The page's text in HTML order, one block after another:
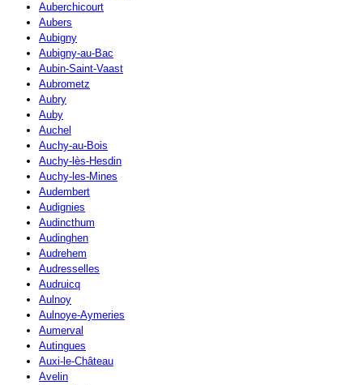
Auberchicourt
Aubers
Aubigny
Aubigny-au-Bac
Aubin-Saint-Vaast
Aubrometz
Aubry
Auby
Auchel
Auchy-au-Bois
Auchy-lès-Hesdin
Auchy-les-Mines
Audembert
Audignies
Audincthum
Audinghen
Audrehem
Audresselles
Audruicq
Aulnoy
Aulnoye-Aymeries
Aumerval
Autingues
Auxi-le-Château
Avelin